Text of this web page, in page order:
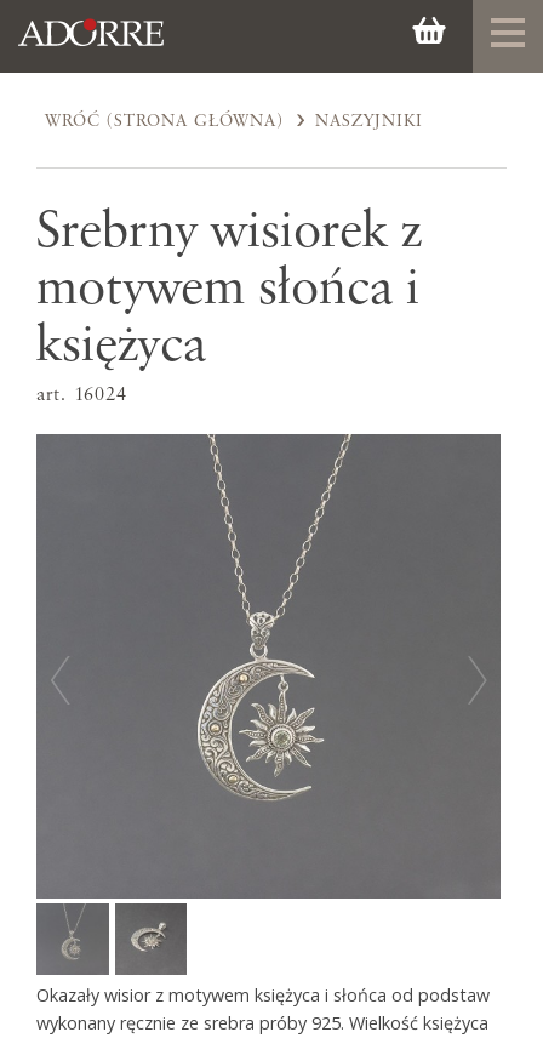
WRÓĆ (STRONA GŁÓWNA) NASZYJNIKI
Srebrny wisiorek z
motywem słońca i
księżyca
art. 16024
Okazały wisior z motywem księżyca i słońca od podstaw
wykonany ręcznie ze srebra próby 925. Wielkość księżyca